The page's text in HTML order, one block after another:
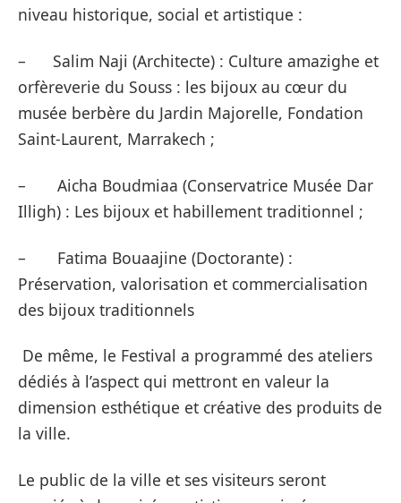
niveau historique, social et artistique :
– Salim Naji (Architecte) : Culture amazighe et
orfèreverie du Souss : les bijoux au cœur du
musée berbère du Jardin Majorelle, Fondation
Saint-Laurent, Marrakech ;
– Aicha Boudmiaa (Conservatrice Musée Dar
Illigh) : Les bijoux et habillement traditionnel ;
– Fatima Bouaajine (Doctorante) :
Préservation, valorisation et commercialisation
des bijoux traditionnels
De même, le Festival a programmé des ateliers
dédiés à l’aspect qui mettront en valeur la
dimension esthétique et créative des produits de
la ville.
Le public de la ville et ses visiteurs seront